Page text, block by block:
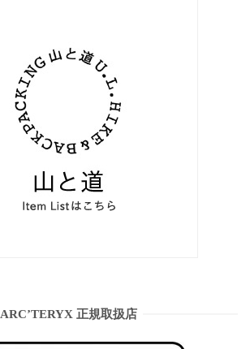
ARC’TERYX 正規取扱店